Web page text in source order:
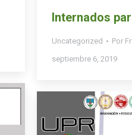
Internados
Uncategorized Por
septiembre 6, 2019